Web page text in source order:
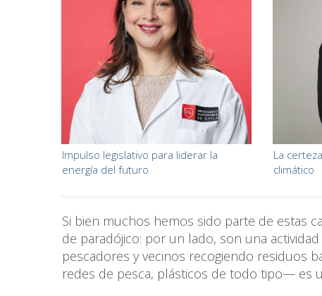
Impulso legislativo para liderar la
energía del futuro
La
climático
Si bien muchos hemos sido parte de estas
de paradójico: por un lado, son una
pescadores y vecinos recogiendo
redes de pesca, plásticos de todo tipo— es